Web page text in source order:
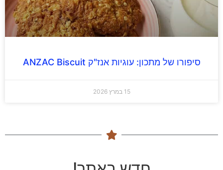
סיפורו של מתכון: עוגיות אנז"ק ANZAC Biscuit